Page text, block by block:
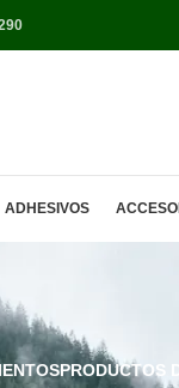
ADHESIVOS
PRODUCTOS